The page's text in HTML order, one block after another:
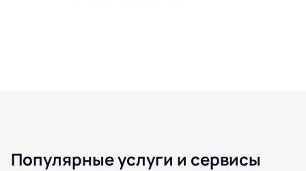
Популярные услуги и сервисы